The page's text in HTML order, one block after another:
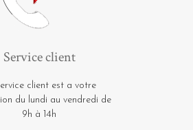
Service client
client est a votre
du lundi au vendredi de
9h à 14h